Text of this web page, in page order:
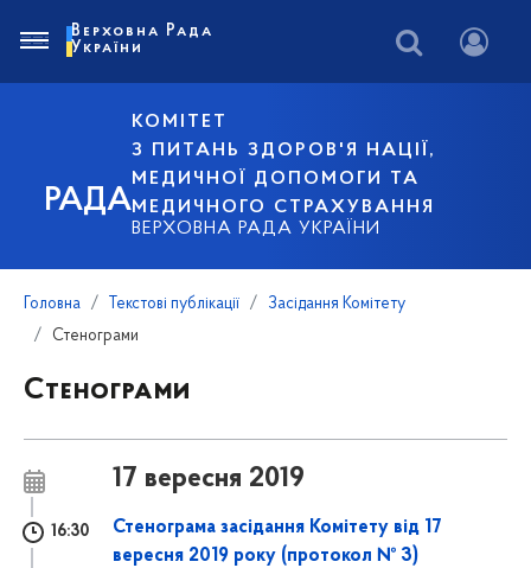
РАДА
КОМІТЕТ
З ПИТАНЬ ЗДОРОВ'Я НАЦІЇ,
МЕДИЧНОЇ ДОПОМОГИ ТА
МЕДИЧНОГО СТРАХУВАННЯ
ВЕРХОВНА РАДА УКРАЇНИ
Верховна Рада
України
Головна Текстові публікації
Засідання Комітету
Стенограми
Стенограми
17 вересня 2019
16:30
Стенограма засідання Комітету від 17
вересня 2019 року (протокол № 3)